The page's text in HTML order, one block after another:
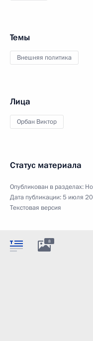
Темы
Внешняя политика
Лица
Орбан Виктор
Статус материала
Опубликован в разделах:
Дата публикации:5 июля
Текстовая версия
8